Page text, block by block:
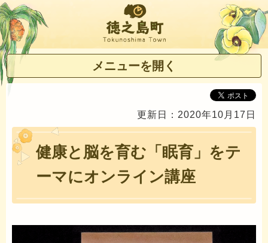
徳之島町
メニューを開く
更新日：2020年10月17日
健康と脳を育む「眠育」をテ
ーマにオンライン講座